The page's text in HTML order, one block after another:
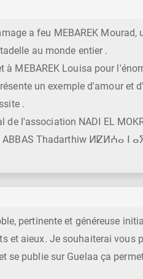
a feu MEBAREK
au monde entier .
à MEBAREK Louisa pour
un exemple d'amour et
.
de l'association NADI EL
ABBAS Thadarthiw ⵍⵇⵍⵄⴰ
pertinente et généreuse
et aieux. Je souhaiterai vous
se publie sur Guelaa ça